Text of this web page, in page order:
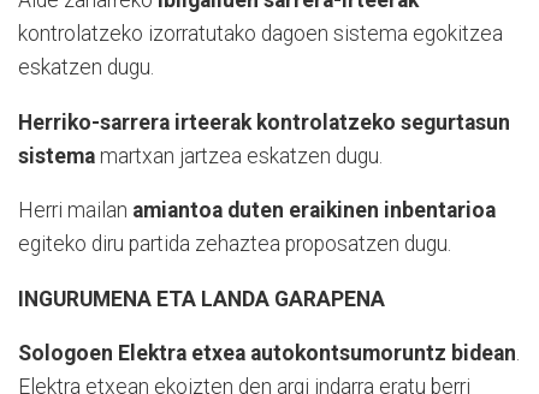
kontrolatzeko izorratutako dagoen sistema egokitzea
eskatzen dugu.
Herriko-sarrera irteerak kontrolatzeko segurtasun
sistema martxan jartzea eskatzen dugu.
Herri mailan amiantoa duten eraikinen inbentarioa
egiteko diru partida zehaztea proposatzen dugu.
INGURUMENA ETA LANDA GARAPENA
Sologoen Elektra etxea autokontsumoruntz bidean.
Elektra etxean ekoizten den argi indarra eratu berri